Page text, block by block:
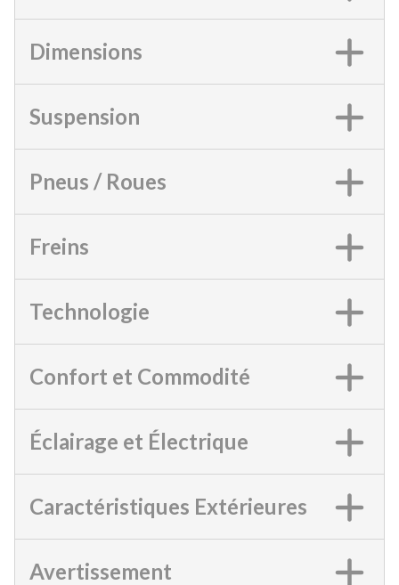
Dimensions
Suspension
Pneus / Roues
Freins
Technologie
Confort et Commodité
Éclairage et Électrique
Caractéristiques Extérieures
Avertissement